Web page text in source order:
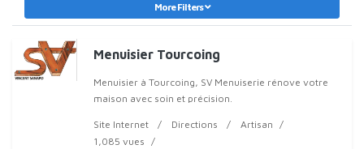
More Filters
Menuisier Tourcoing
Menuisier à Tourcoing, SV Menuiserie rénove votre
maison avec soin et précision.
Site Internet Directions
Artisan
1,085 vues